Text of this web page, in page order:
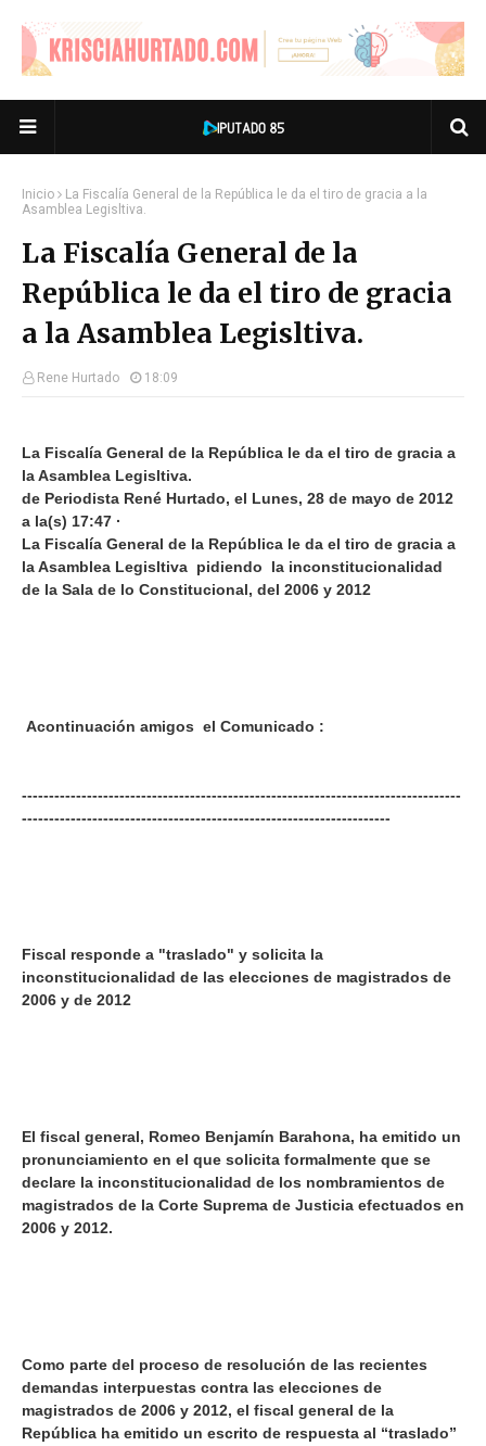
Inicio
La Fiscalía General de la República le da el tiro de gracia a la
Asamblea Legisltiva.
La Fiscalía General de la
República le da el tiro de gracia
a la Asamblea Legisltiva.
Rene Hurtado 18:09
La Fiscalía General de la República le da el tiro de gracia a
la Asamblea Legisltiva.
de Periodista René Hurtado, el Lunes, 28 de mayo de 2012
a la(s) 17:47 ·
La Fiscalía General de la República le da el tiro de gracia a
la Asamblea Legisltiva pidiendo la inconstitucionalidad
de la Sala de lo Constitucional, del 2006 y 2012
Acontinuación amigos el Comunicado :
---------------------------------------------------------------------------------
--------------------------------------------------------------------
Fiscal responde a "traslado" y solicita la
inconstitucionalidad de las elecciones de magistrados de
2006 y de 2012
El fiscal general, Romeo Benjamín Barahona, ha emitido un
pronunciamiento en el que solicita formalmente que se
declare la inconstitucionalidad de los nombramientos de
magistrados de la Corte Suprema de Justicia efectuados en
2006 y 2012.
Como parte del proceso de resolución de las recientes
demandas interpuestas contra las elecciones de
magistrados de 2006 y 2012, el fiscal general de la
República ha emitido un escrito de respuesta al “traslado”